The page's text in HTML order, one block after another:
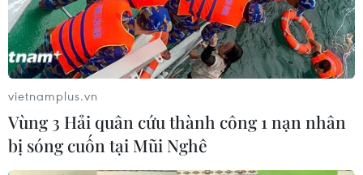
enzim chính của virus hoạt động và cơ chế này đóng
vai trò phá hủy protein của virus bên trong các tế bào, từ
đó cản trở việc nhân bản virus SARS-CoV-2.
vietnamplus.vn
Vùng 3 Hải quân cứu thành công 1 nạn nhân
bị sóng cuốn tại Mũi Nghê